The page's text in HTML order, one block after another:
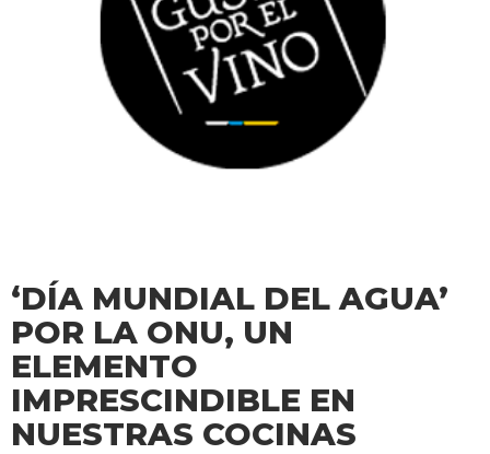
‘DÍA MUNDIAL DEL AGUA’
POR LA ONU, UN
ELEMENTO
IMPRESCINDIBLE EN
NUESTRAS COCINAS